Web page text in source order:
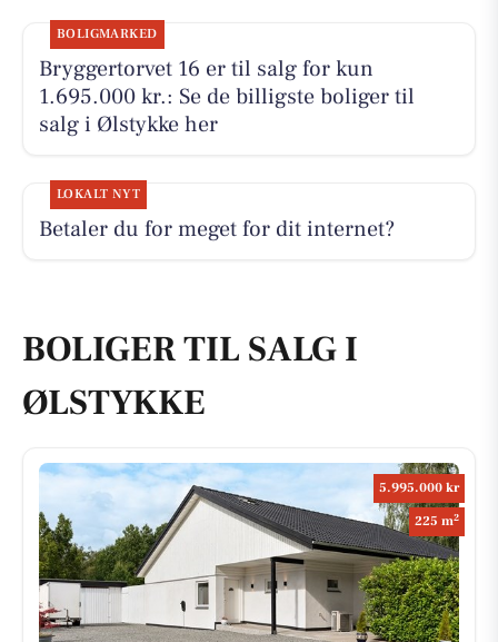
BOLIGMARKED
Bryggertorvet 16 er til salg for kun
1.695.000 kr.: Se de billigste boliger til
salg i Ølstykke her
LOKALT NYT
Betaler du for meget for dit internet?
BOLIGER TIL SALG I
ØLSTYKKE
5.995.000 kr
225 m2